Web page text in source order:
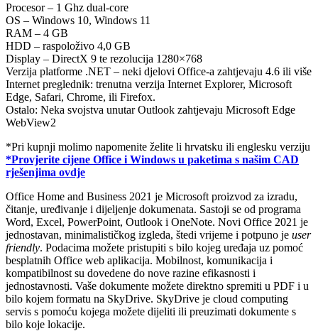
Procesor – 1 Ghz dual-core
OS – Windows 10, Windows 11
RAM – 4 GB
HDD – raspoloživo 4,0 GB
Display – DirectX 9 te rezolucija 1280×768
Verzija platforme .NET – neki djelovi Office-a zahtjevaju 4.6 ili više
Internet preglednik: trenutna verzija Internet Explorer, Microsoft
Edge, Safari, Chrome, ili Firefox.
Ostalo: Neka svojstva unutar Outlook zahtjevaju Microsoft Edge
WebView2
*Pri kupnji molimo napomenite želite li hrvatsku ili englesku verziju
*Provjerite cijene Office i Windows u paketima s našim CAD
rješenjima ovdje
Office Home and Business 2021 je Microsoft proizvod za izradu,
čitanje, uređivanje i dijeljenje dokumenata. Sastoji se od programa
Word, Excel, PowerPoint, Outlook i OneNote. Novi Office 2021 je
jednostavan, minimalističkog izgleda, štedi vrijeme i potpuno je user
friendly. Podacima možete pristupiti s bilo kojeg uređaja uz pomoć
besplatnih Office web aplikacija. Mobilnost, komunikacija i
kompatibilnost su dovedene do nove razine efikasnosti i
jednostavnosti. Vaše dokumente možete direktno spremiti u PDF i u
bilo kojem formatu na SkyDrive. SkyDrive je cloud computing
servis s pomoću kojega možete dijeliti ili preuzimati dokumente s
bilo koje lokacije.